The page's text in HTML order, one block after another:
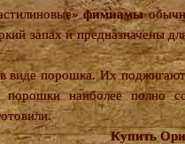
фимиамы
запах и предназначены
виде порошка. Их
наиболее полно
Купить